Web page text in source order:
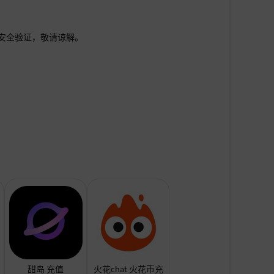
验证，敬请谅解。
甜岛 充值 火花chat 火花币充